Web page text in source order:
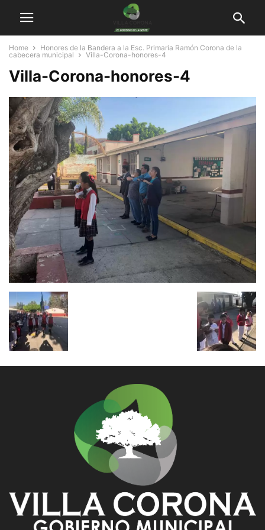
Home
Honores de la Bandera a la Esc. Primaria Ramón Corona de la
cabecera municipal
Villa-Corona-honores-4
Villa-Corona-honores-4